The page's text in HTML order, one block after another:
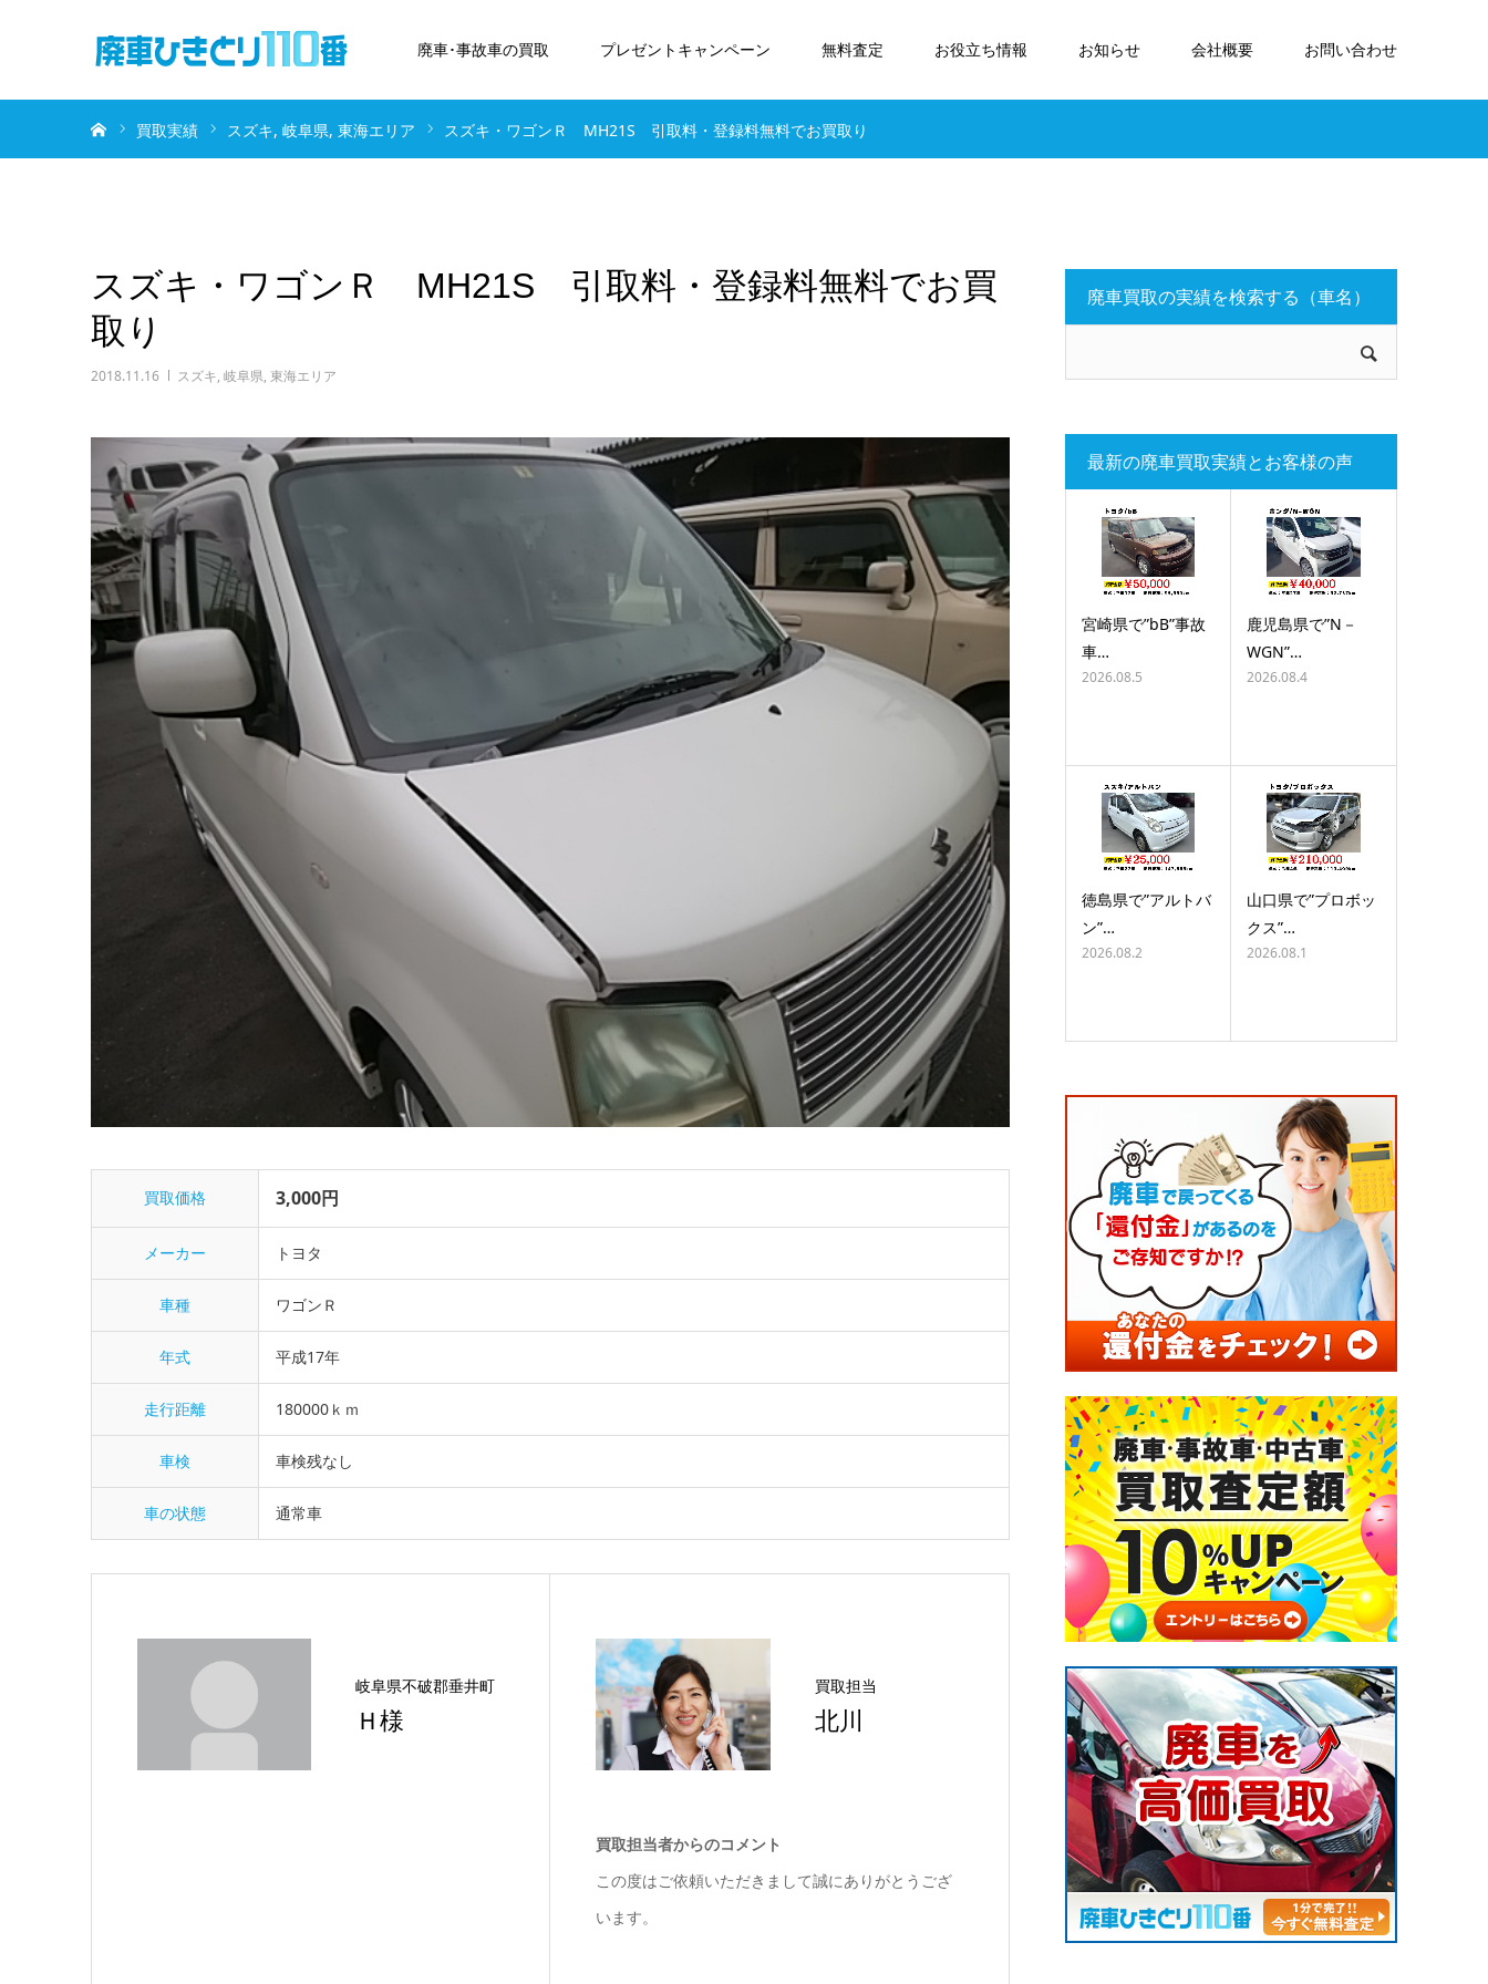
廃車･事故車の買取 プレゼントキャンペーン 無料査定 お役立ち情報 お知らせ 会社概要 お問い合わせ
買取実績 スズキ 岐阜県 東海エリア スズキ・ワゴンＲ MH21S 引取料・登録料無料でお買取り
スズキ・ワゴンＲ MH21S 引取料・登録料無料でお買
取り
2018.11.16 スズキ, 岐阜県, 東海エリア
買取価格 3,000円
メーカー トヨタ
車種 ワゴンＲ
年式 平成17年
走行距離 180000ｋｍ
車検 車検残なし
車の状態 通常車
岐阜県不破郡垂井町
Ｈ様
買取担当
北川
買取担当者からのコメント
この度はご依頼いただきまして誠にありがとうござ
います。
廃車買取の実績を検索する（車名）
最新の廃車買取実績とお客様の声
宮崎県で”bB”事故
車…
2026.08.5
鹿児島県で”N－
WGN”…
2026.08.4
徳島県で”アルトバ
ン”…
2026.08.2
山口県で”プロボッ
クス”…
2026.08.1